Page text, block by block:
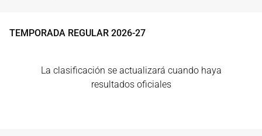
TEMPORADA REGULAR 2026-27
La clasificación se actualizará cuando haya
resultados oficiales